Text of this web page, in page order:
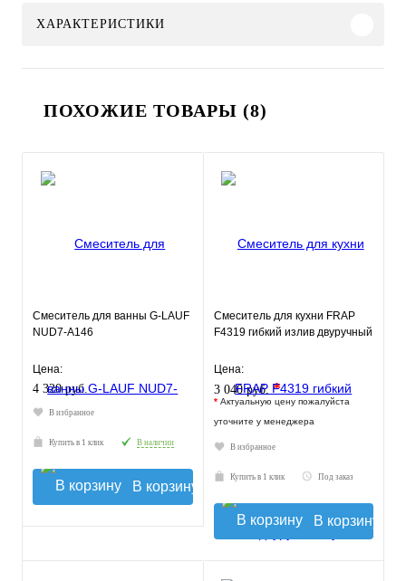
ХАРАКТЕРИСТИКИ
ПОХОЖИЕ ТОВАРЫ (8)
Смеситель для ванны G-LAUF
NUD7-A146
Цена:
4 320 руб.
В избранное
Купить в 1 клик В наличии
В корзину
Смеситель для кухни FRAP
F4319 гибкий излив двуручный
Цена:
3 040 руб. *
* Актуальную цену пожалуйста
уточните у менеджера
В избранное
Купить в 1 клик Под заказ
В корзину